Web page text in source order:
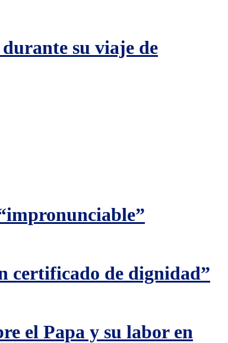
su viaje de
certificado de dignidad”
el Papa y su labor en